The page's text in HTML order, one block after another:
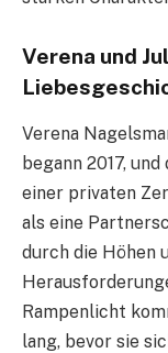
Verena und
Verena
begann 2017,
einer privaten
als eine
durch die Höhen
Rampenlicht
lang, bevor sie